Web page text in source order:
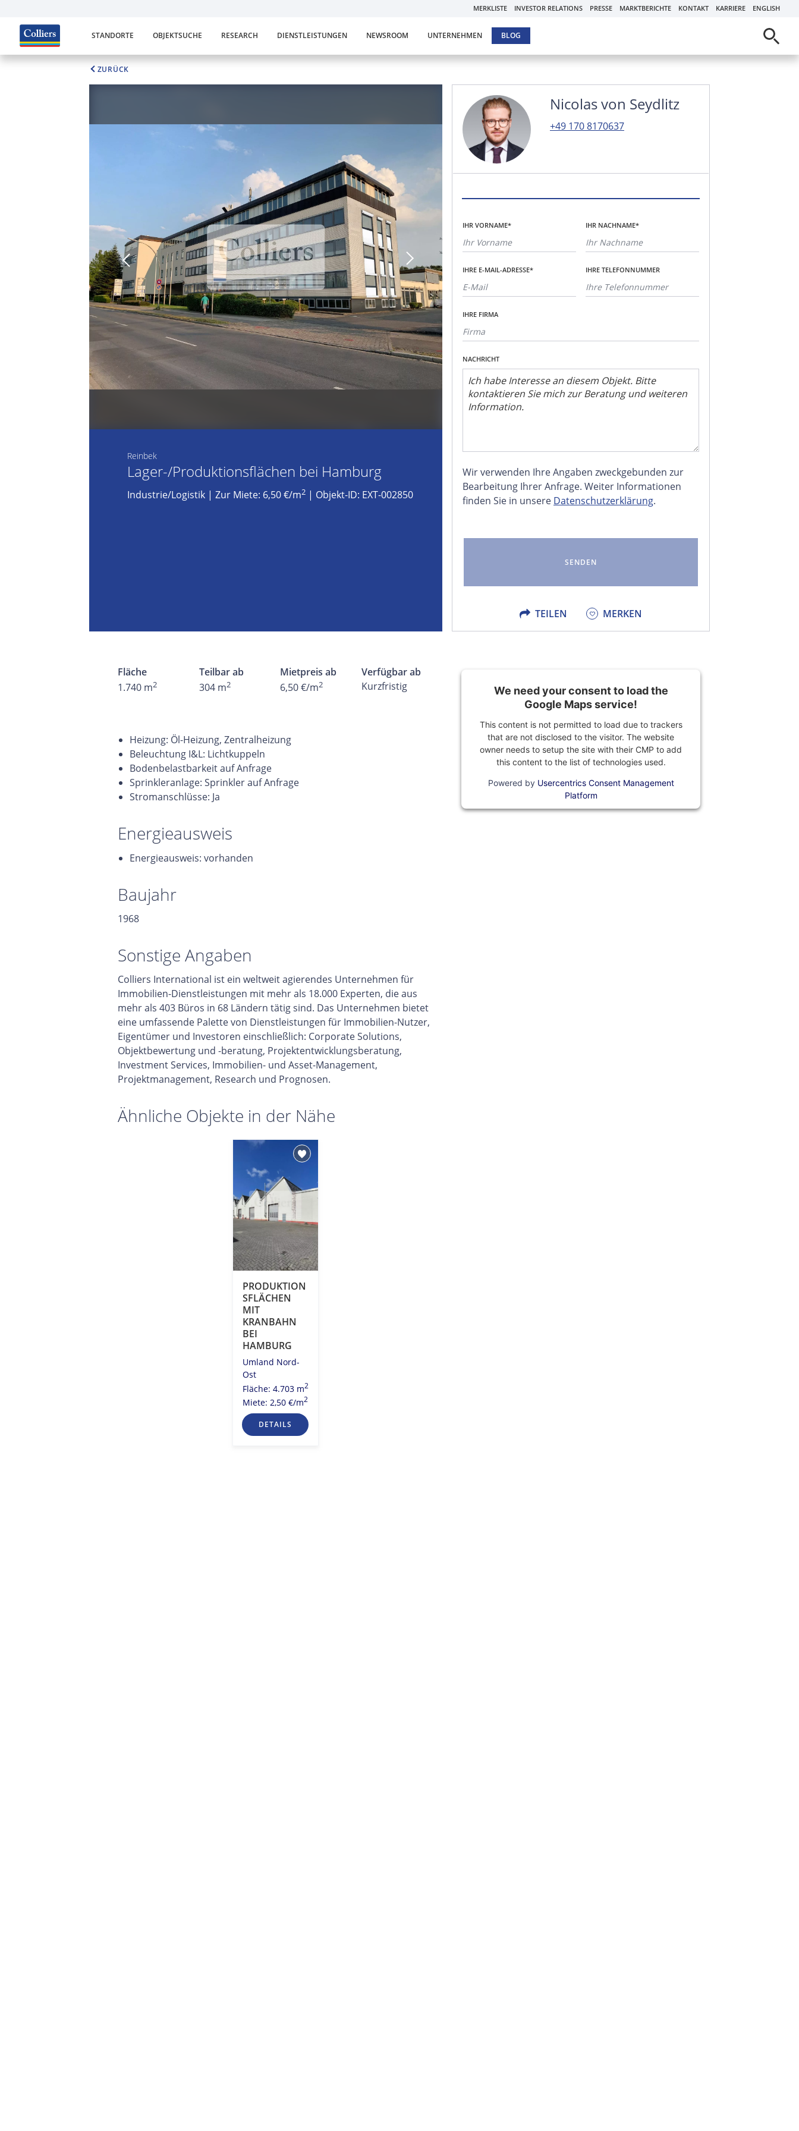
MERKLISTE INVESTOR RELATIONS PRESSE MARKTBERICHTE KONTAKT KARRIERE ENGLISH
STANDORTE OBJEKTSUCHE RESEARCH DIENSTLEISTUNGEN NEWSROOM UNTERNEHMEN BLOG
ZURÜCK
Reinbek
Lager-/Produktionsflächen bei Hamburg
Industrie/Logistik | Zur Miete: 6,50 €/m2 | Objekt-ID: EXT-002850
Nicolas von Seydlitz
+49 170 8170637
IHR VORNAME* IHR NACHNAME*
IHRE E-MAIL-ADRESSE* IHRE TELEFONNUMMER
IHRE FIRMA
NACHRICHT
Wir verwenden Ihre Angaben zweckgebunden zur
Bearbeitung Ihrer Anfrage. Weiter Informationen
finden Sie in unsere Datenschutzerklärung.
TEILEN
X
MERKEN
Fläche
1.740 m2
Teilbar ab
304 m2
Mietpreis ab
6,50 €/m2
Verfügbar ab
Kurzfristig
Heizung: Öl-Heizung, Zentralheizung
Beleuchtung I&L: Lichtkuppeln
Bodenbelastbarkeit auf Anfrage
Sprinkleranlage: Sprinkler auf Anfrage
Stromanschlüsse: Ja
Energieausweis
Energieausweis: vorhanden
Baujahr
1968
Sonstige Angaben
Colliers International ist ein weltweit agierendes Unternehmen für
Immobilien-Dienstleistungen mit mehr als 18.000 Experten, die aus
mehr als 403 Büros in 68 Ländern tätig sind. Das Unternehmen bietet
eine umfassende Palette von Dienstleistungen für Immobilien-Nutzer,
Eigentümer und Investoren einschließlich: Corporate Solutions,
Objektbewertung und -beratung, Projektentwicklungsberatung,
Investment Services, Immobilien- und Asset-Management,
Projektmanagement, Research und Prognosen.
Ähnliche Objekte in der Nähe
PRODUKTION
SFLÄCHEN
MIT
KRANBAHN
BEI
HAMBURG
Umland Nord-
Ost
Fläche: 4.703 m2
Miete: 2,50 €/m2
DETAILS
We need your consent to load the
Google Maps service!
This content is not permitted to load due to trackers
that are not disclosed to the visitor. The website
owner needs to setup the site with their CMP to add
this content to the list of technologies used.
Powered by Usercentrics Consent Management
Platform